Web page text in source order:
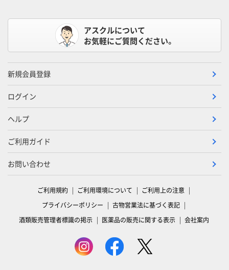
アスクルについて
お気軽にご質問ください。
新規会員登録
ログイン
ヘルプ
ご利用ガイド
お問い合わせ
ご利用規約 ご利用環境について
ご利用上の注意
プライバシーポリシー
古物営業法に基づく表記
酒類販売管理者標識の掲示
医薬品の販売に関する表示 会社案内